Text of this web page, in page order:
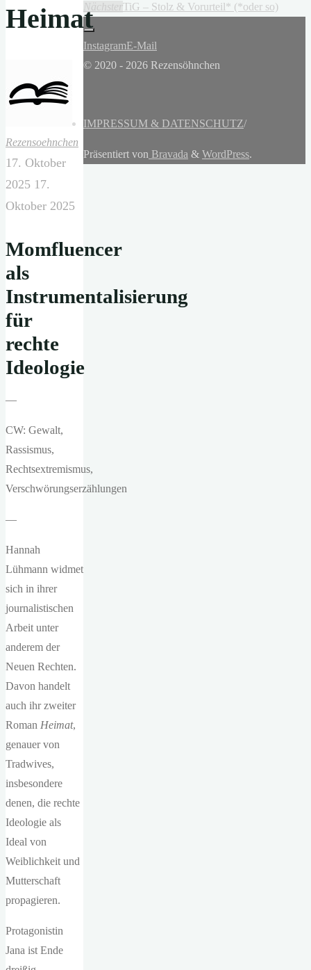
Heimat
Rezensoehnchen
17. Oktober
2025 17.
Oktober 2025
Momfluencer
als
Instrumentalisierung
für
rechte
Ideologie
—
CW: Gewalt,
Rassismus,
Rechtsextremismus,
Verschwörungserzählungen
—
Hannah
Lühmann widmet
sich in ihrer
journalistischen
Arbeit unter
anderem der
Neuen Rechten.
Davon handelt
auch ihr zweiter
Roman Heimat,
genauer von
Tradwives,
insbesondere
denen, die rechte
Ideologie als
Ideal von
Weiblichkeit und
Mutterschaft
propagieren.
Protagonistin
Jana ist Ende
NächsterTiG – Stolz & Vorurteil* (*oder so)
InstagramE-Mail
© 2020 - 2026 Rezensöhnchen
IMPRESSUM & DATENSCHUTZ/
Präsentiert von Bravada & WordPress.